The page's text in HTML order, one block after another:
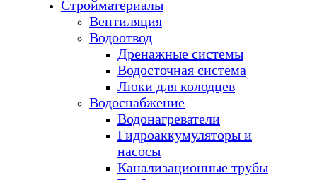
Стройматериалы
Вентиляция
Водоотвод
Дренажные системы
Водосточная система
Люки для колодцев
Водоснабжение
Водонагреватели
Гидроаккумуляторы и
насосы
Канализационные трубы